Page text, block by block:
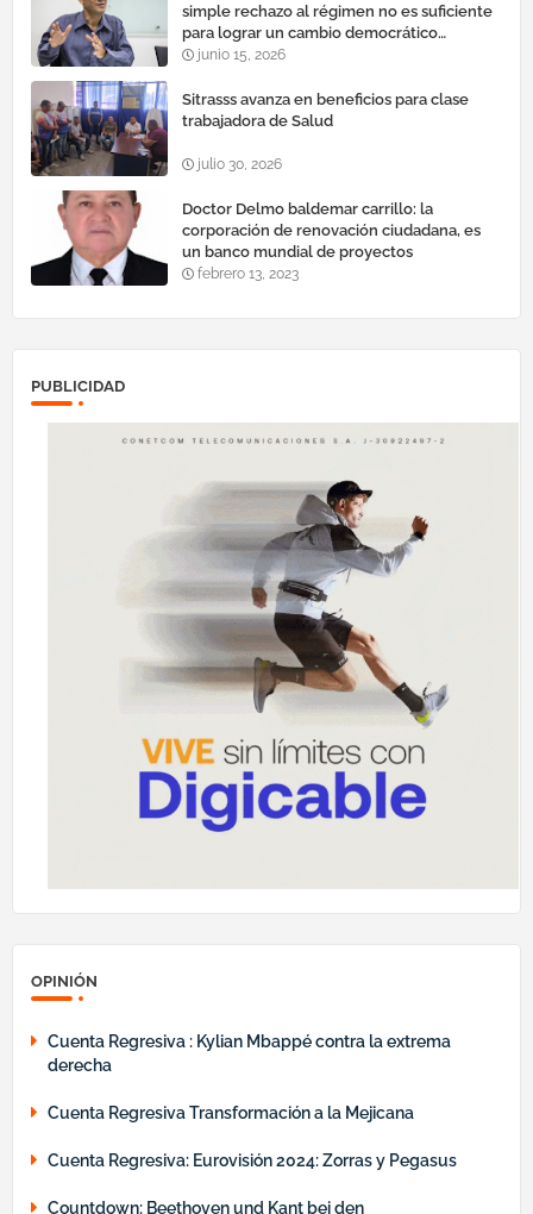
simple rechazo al régimen no es suficiente
para lograr un cambio democrático
efectivo"
junio 15, 2026
Sitrasss avanza en beneficios para clase
trabajadora de Salud
julio 30, 2026
Doctor Delmo baldemar carrillo: la
corporación de renovación ciudadana, es
un banco mundial de proyectos
febrero 13, 2023
PUBLICIDAD
OPINIÓN
Cuenta Regresiva : Kylian Mbappé contra la extrema
derecha
Cuenta Regresiva Transformación a la Mejicana
Cuenta Regresiva: Eurovisión 2024: Zorras y Pegasus
Countdown: Beethoven und Kant bei den